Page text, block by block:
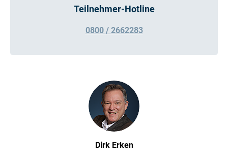
Teilnehmer-Hotline
0800 / 2662283
Dirk Erken